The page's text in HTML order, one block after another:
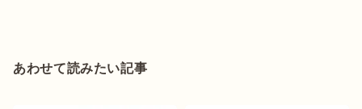
あわせて読みたい記事